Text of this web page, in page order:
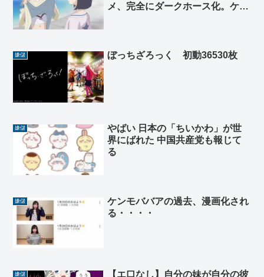
メ、完全にダークホース化。ケン
嫌儲 ぼっちざろっく 初動36530枚
嫌儲
やばい 日本の「ちいかわ」が世
界にばれた 中国共産党も報じて
る
嫌儲
ケンモババアの過去、漫画化され
る・・・・
嫌儲
【エ口なし】自分の妹が自分の彼